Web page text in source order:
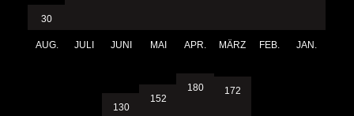
30
AUG. JULI JUNI MAI APR. MÄRZ FEB. JAN.
130
152
180 172